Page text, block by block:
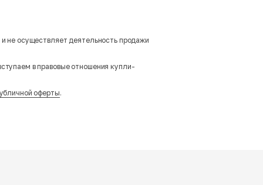
не осуществляет деятельность продажи
в правовые отношения купли-
оферты.